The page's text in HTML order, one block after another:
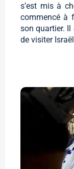
s’est mis à
commencé à
son quartier.
de visiter